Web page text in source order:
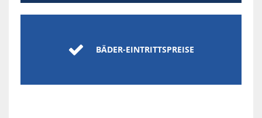
 BÄDER-EINTRITTSPREISE